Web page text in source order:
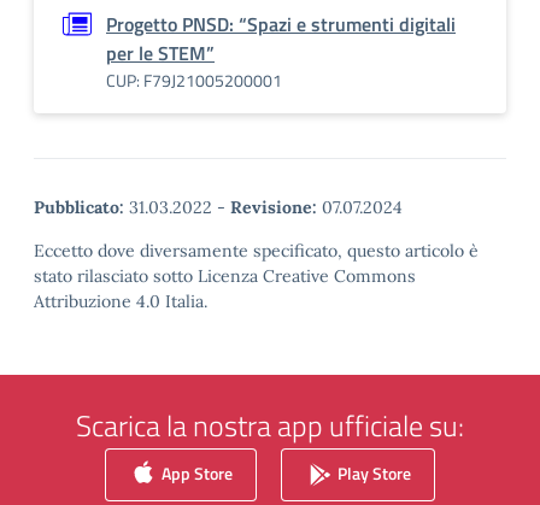
Progetto PNSD: “Spazi e strumenti digitali
per le STEM”
CUP: F79J21005200001
Pubblicato: 31.03.2022 - Revisione: 07.07.2024
Eccetto dove diversamente specificato, questo articolo è
stato rilasciato sotto Licenza Creative Commons
Attribuzione 4.0 Italia.
Scarica la nostra app ufficiale su:
App Store Play Store